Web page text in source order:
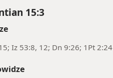
15:3
Iz 53:8, 12; Dn 9:26; 1Pt 2:24